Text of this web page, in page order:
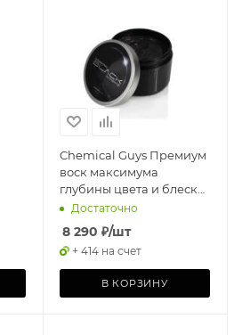
Chemical Guys Премиум
воск максимума
глубины цвета и блеска
темного ЛКП "BLACK"
Достаточно
8 290 ₽/шт
+ 414 на счет
В КОРЗИНУ